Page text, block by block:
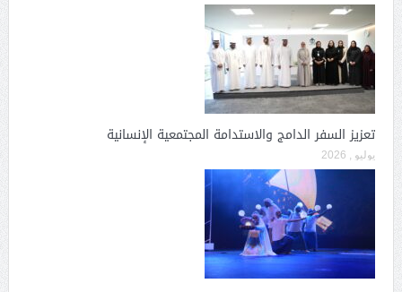
تعزيز السفر الدامج والاستدامة المجتمعية الإنسانية
يوليو , 2026